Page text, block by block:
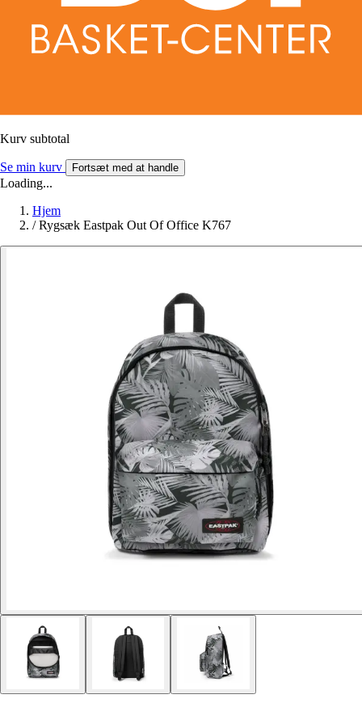
Kurv subtotal
Se min kurv Fortsæt med at handle
Loading...
Hjem
/ Rygsæk Eastpak Out Of Office K767